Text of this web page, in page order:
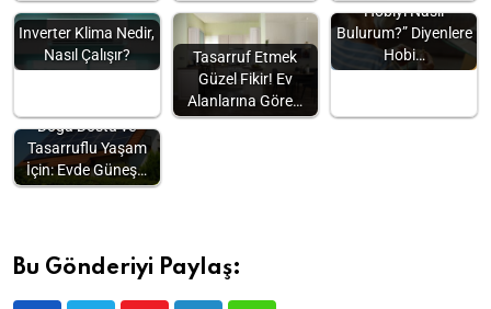
Inverter Klima Nedir,
Nasıl Çalışır?
Tasarruf Etmek
Güzel Fikir! Ev
Alanlarına Göre…
Hobiyi Nasıl
Bulurum?” Diyenlere
Hobi…
Doğa Dostu ve
Tasarruflu Yaşam
İçin: Evde Güneş…
Bu Gönderiyi Paylaş: